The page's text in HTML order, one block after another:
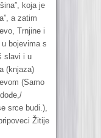
koja je
a zatim
Trnjine i
bojevima s
slavi i u
(knjaza)
(Samo
srce budi.),
Žitije